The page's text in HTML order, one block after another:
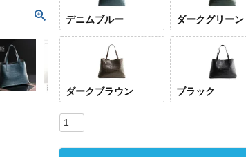
デニムブルー ダークグリーン
ダークブラウン ブラック